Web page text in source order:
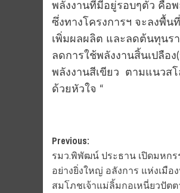
พลังงาน​ที่​มี​อยู่​รอบ​ๆตัว​ คือ​
ซึ่งทาง​โครงการ​ฯ จะลง​พื้น
เพิ่มผลผลิต และลดต้นทุนร
ลดการใช้พลังงานสิ้นเปลือ
พลังงานสีเขียว ​ ตามแนวส
ด้วย​หัวใจ​ “
Post
navigation
Previous:
รมว.พิพัฒน์ ประธาน เปิดมหก
อย่างยิ่งใหญ่ อลังการ แห่งเมื
สมโภชเจ้าแม่ลิ้มกอเหนี่ยวปัตต